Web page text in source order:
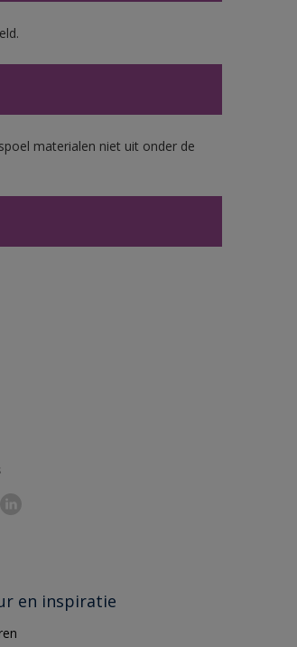
materialen niet uit onder de
en inspiratie